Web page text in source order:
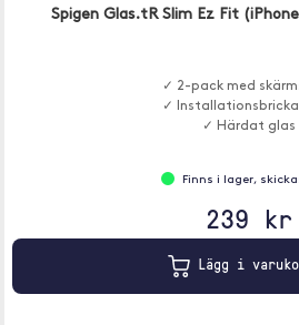
Spigen Glas.tR Slim Ez Fit
✓ 2-pack med
✓
✓ Härdat glas
Finns i lager,
239 kr
Lägg i